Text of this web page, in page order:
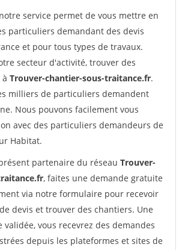
service permet de vous mettre en
particuliers demandant des devis
et pour tous types de travaux.
secteur d'activité, trouver des
Trouver-chantier-sous-traitance.fr.
milliers de particuliers demandent
Nous pouvons facilement vous
avec des particuliers demandeurs de
Habitat.
partenaire du réseau Trouver-
, faites une demande gratuite
via notre formulaire pour recevoir
devis et trouver des chantiers. Une
validée, vous recevrez des demandes
depuis les plateformes et sites de